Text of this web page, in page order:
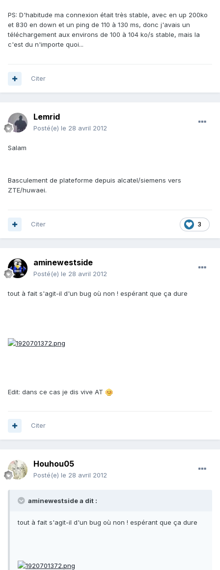
PS: D'habitude ma connexion était très stable, avec en up 200ko
et 830 en down et un ping de 110 à 130 ms, donc j'avais un
téléchargement aux environs de 100 à 104 ko/s stable, mais la
c'est du n'importe quoi...
Citer
Lemrid
Posté(e) le 28 avril 2012
Salam
Basculement de plateforme depuis alcatel/siemens vers
ZTE/huwaei.
3
Citer
aminewestside
Posté(e) le 28 avril 2012
tout à fait s'agit-il d'un bug où non ! espérant que ça dure
Edit: dans ce cas je dis vive AT
Citer
Houhou05
Posté(e) le 28 avril 2012
aminewestside a dit :
tout à fait s'agit-il d'un bug où non ! espérant que ça dure